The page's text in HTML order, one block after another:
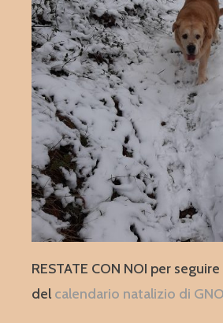
RESTATE CON NOI per
del calendario natalizio di